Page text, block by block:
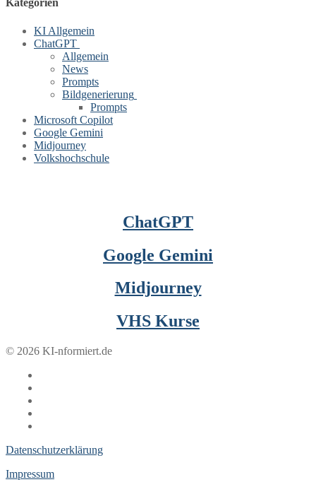
Kategorien
KI Allgemein
ChatGPT
Allgemein
News
Prompts
Bildgenerierung
Prompts
Microsoft Copilot
Google Gemini
Midjourney
Volkshochschule
ChatGPT
Google Gemini
Midjourney
VHS Kurse
© 2026 KI-nformiert.de
Datenschutzerklärung
Impressum